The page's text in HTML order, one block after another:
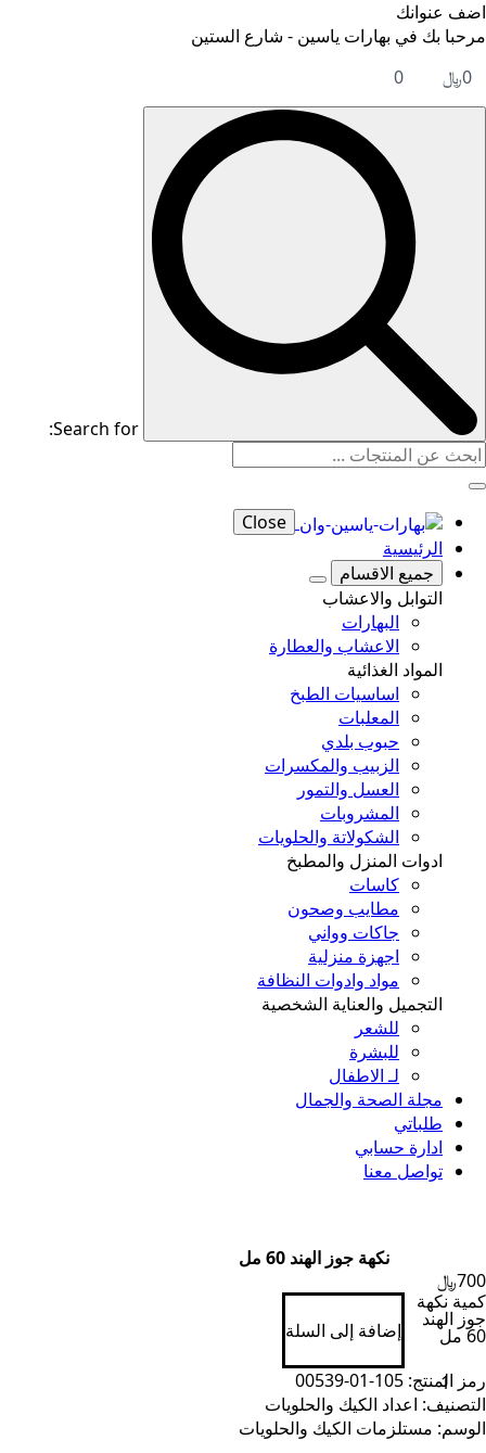
اضف عنوانك
مرحبا بك في بهارات ياسين - شارع الستين
0﷼ 0
Search for:
Close
الرئيسية
جميع الاقسام
التوابل والاعشاب
البهارات
الاعشاب والعطارة
المواد الغذائية
اساسيات الطبخ
المعلبات
حبوب بلدي
الزبيب والمكسرات
العسل والتمور
المشروبات
الشكولاتة والحلويات
ادوات المنزل والمطبخ
كاسات
مطايب وصحون
جاكات وواني
اجهزة منزلية
مواد وادوات النظافة
التجميل والعناية الشخصية
للشعر
للبشرة
لـ الاطفال
مجلة الصحة والجمال
طلباتي
ادارة حسابي
تواصل معنا
نكهة جوز الهند 60 مل
700﷼
كمية نكهة
جوز الهند
60 مل إضافة إلى السلة
رمز المنتج: 105-01-00539
التصنيف: اعداد الكيك والحلويات
الوسم: مستلزمات الكيك والحلويات